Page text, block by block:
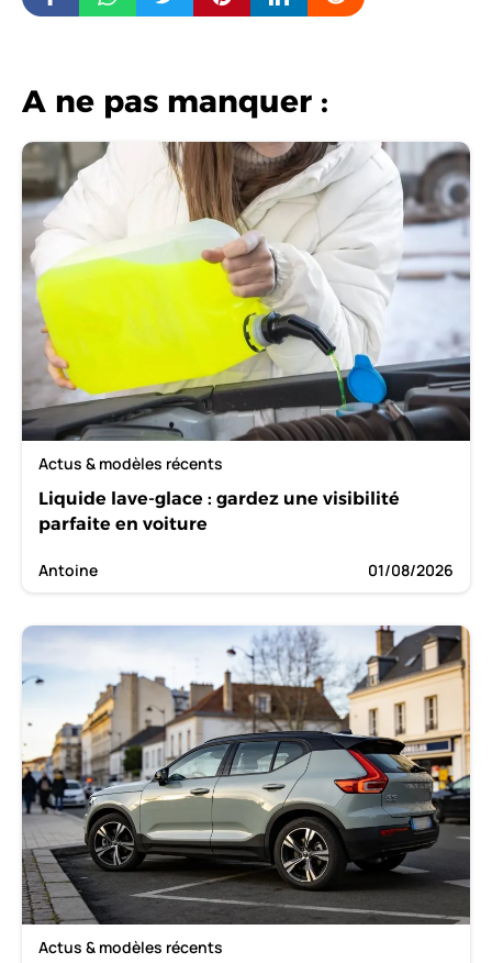
A ne pas manquer :
Actus & modèles récents
Liquide lave-glace : gardez une visibilité
parfaite en voiture
Antoine 01/08/2026
Actus & modèles récents